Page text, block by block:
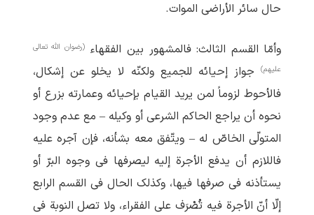
حال سائر الأراضی الموات.
وأمّا القسم الثالث: فالمشهور بین الفقهاء(رضوان الله تعالی
علیهم)جواز إحیائه للجمیع ولکنّه لا یخلو عن إشکال،
فالأحوط لزوماً لمن یرید القیام بإحیائه وعمارته بزرع أو
نحوه أن یراجع الحاکم الشرعی أو وکیله – مع عدم وجود
المتولّی الخاصّ له – ویتّفق معه بشأنه، فإن آجره علیه
فاللازم أن یدفع الأجرة إلیه لیصرفها فی وجوه البرّ أو
یستأذنه فی صرفها فیها، وکذلک الحال فی القسم الرابع
إلّا أنّ الأجرة فیه تُصْرَف علی الفقراء، ولا تصل النوبة فی